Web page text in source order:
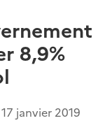
8,9%
17 janvier 2019